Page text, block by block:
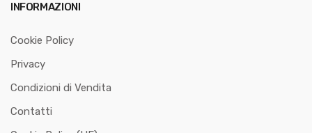
INFORMAZIONI
Cookie Policy
Privacy
Condizioni di Vendita
Contatti